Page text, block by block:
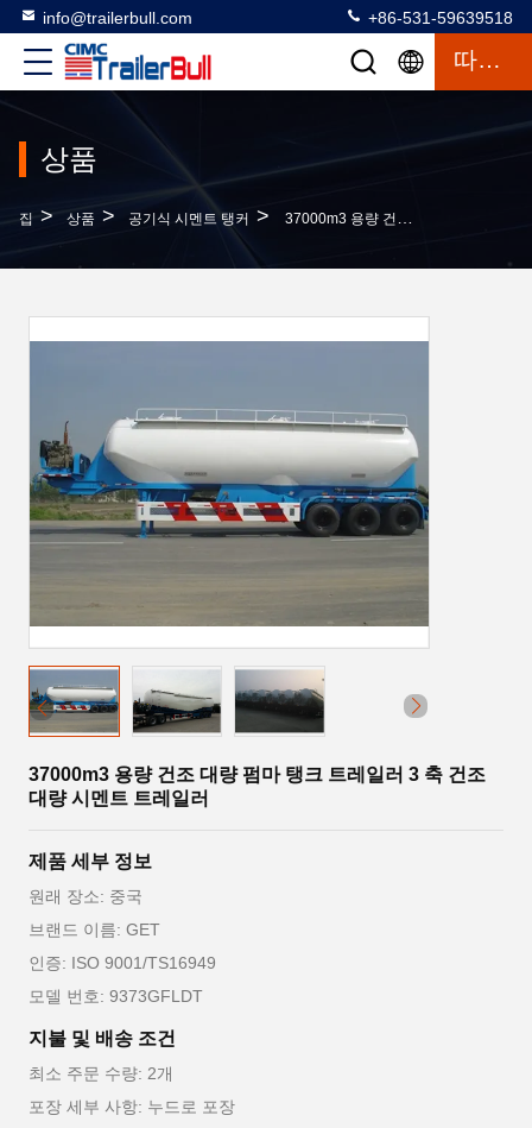
info@trailerbull.com +86-531-59639518
따옴표
상품
집 > 상품 > 공기식 시멘트 탱커 > 37000m3 용량 건조 대량 펌마 탱크 트레일러 3 축 건조 대량 시멘트 트레일러
37000m3 용량 건조 대량 펌마 탱크 트레일러 3 축 건조
대량 시멘트 트레일러
제품 세부 정보
원래 장소: 중국
브랜드 이름: GET
인증: ISO 9001/TS16949
모델 번호: 9373GFLDT
지불 및 배송 조건
최소 주문 수량: 2개
포장 세부 사항: 누드로 포장